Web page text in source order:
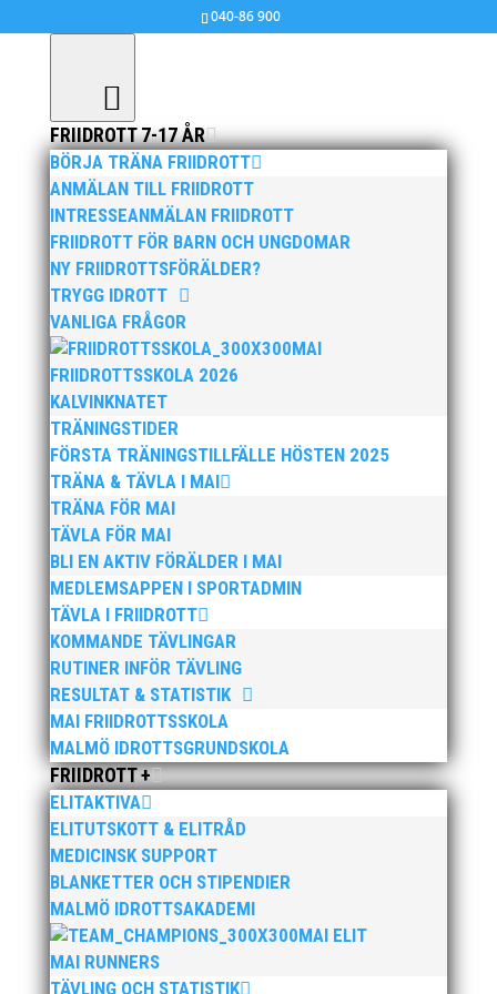
040-86 900
FRIIDROTT 7-17 ÅR
BÖRJA TRÄNA FRIIDROTT
ANMÄLAN TILL FRIIDROTT
INTRESSEANMÄLAN FRIIDROTT
FRIIDROTT FÖR BARN OCH UNGDOMAR
NY FRIIDROTTSFÖRÄLDER?
TRYGG IDROTT
VANLIGA FRÅGOR
MAI
FRIIDROTTSSKOLA 2026
KALVINKNATET
TRÄNINGSTIDER
FÖRSTA TRÄNINGSTILLFÄLLE HÖSTEN 2025
TRÄNA & TÄVLA I MAI
TRÄNA FÖR MAI
TÄVLA FÖR MAI
BLI EN AKTIV FÖRÄLDER I MAI
MEDLEMSAPPEN I SPORTADMIN
TÄVLA I FRIIDROTT
KOMMANDE TÄVLINGAR
RUTINER INFÖR TÄVLING
RESULTAT & STATISTIK
MAI FRIIDROTTSSKOLA
MALMÖ IDROTTSGRUNDSKOLA
FRIIDROTT +
ELITAKTIVA
ELITUTSKOTT & ELITRÅD
MEDICINSK SUPPORT
BLANKETTER OCH STIPENDIER
MALMÖ IDROTTSAKADEMI
MAI ELIT
MAI RUNNERS
TÄVLING OCH STATISTIK
Tidningen Springs artikel om Anders
Rydell…
mar 9, 2018 |Ingen kategori,MAI MASTERS
Svensk Mästare på 800 meter vid Veteran SM i
Karlskrona 2017
Läs artikel här om Anders Rydell
Publicerat tidigare
Bilder från Stafett-SM 2026. Foto: Thomas
Leandersson Fler bilder från MAI:s Årsmöte 2026